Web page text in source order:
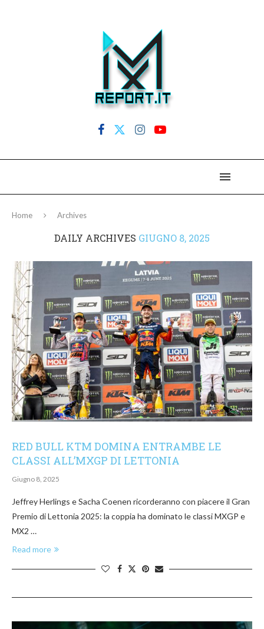
Home Archives
DAILY ARCHIVES GIUGNO 8, 2025
RED BULL KTM DOMINA ENTRAMBE LE
CLASSI ALL’MXGP DI LETTONIA
Giugno 8, 2025
Jeffrey Herlings e Sacha Coenen ricorderanno con piacere il Gran
Premio di Lettonia 2025: la coppia ha dominato le classi MXGP e
MX2 …
Read more